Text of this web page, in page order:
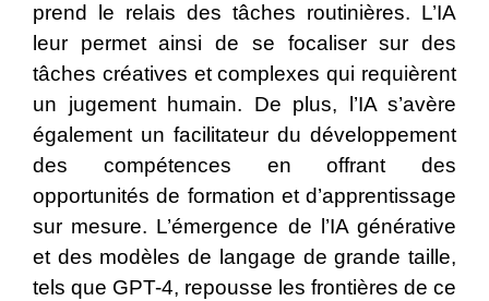
prend le relais des tâches routinières. L’IA
leur permet ainsi de se focaliser sur des
tâches créatives et complexes qui requièrent
un jugement humain. De plus, l’IA s’avère
également un facilitateur du développement
des compétences en offrant des
opportunités de formation et d’apprentissage
sur mesure. L’émergence de l’IA générative
et des modèles de langage de grande taille,
tels que GPT-4, repousse les frontières de ce